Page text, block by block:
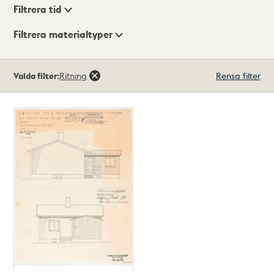
Visningsläge
Filtrera tid
Filtrera materialtyper
träffar
Valda filter:Ritning Rensa filter